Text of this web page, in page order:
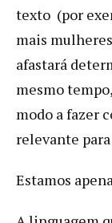
texto (por
mais
afastará
mesmo
modo a fazer
relevante
Estamos